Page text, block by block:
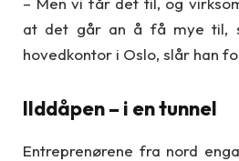
at det går an å få mye til,
hovedkontor i Oslo, slår han
Ilddåpen – i en tunnel
Entreprenørene fra nord